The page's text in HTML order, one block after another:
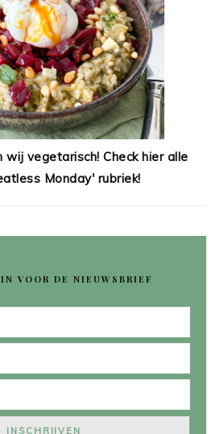
wij vegetarisch! Check hier alle
Monday' rubriek!
VOOR DE NIEUWSBRIEF